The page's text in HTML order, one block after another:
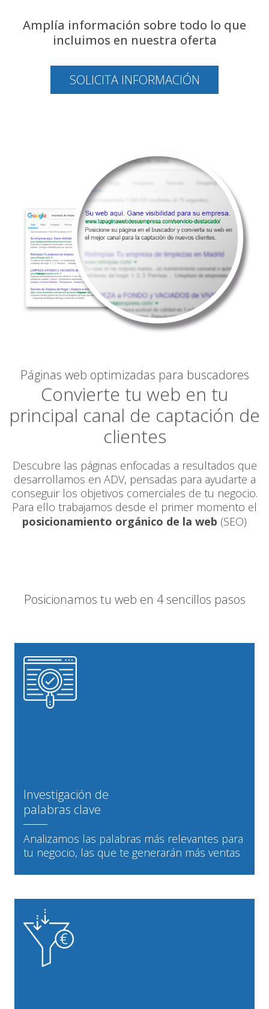
Amplía información sobre todo lo que
incluimos en nuestra oferta
SOLICITA INFORMACIÓN
Páginas web optimizadas para buscadores
Convierte tu web en tu
principal canal de captación de
clientes
Descubre las páginas enfocadas a resultados que
desarrollamos en ADV, pensadas para ayudarte a
conseguir los objetivos comerciales de tu negocio.
Para ello trabajamos desde el primer momento el
posicionamiento orgánico de la web (SEO)
Posicionamos tu web en 4 sencillos pasos
Investigación de
palabras clave
Analizamos las palabras más relevantes para
tu negocio, las que te generarán más ventas